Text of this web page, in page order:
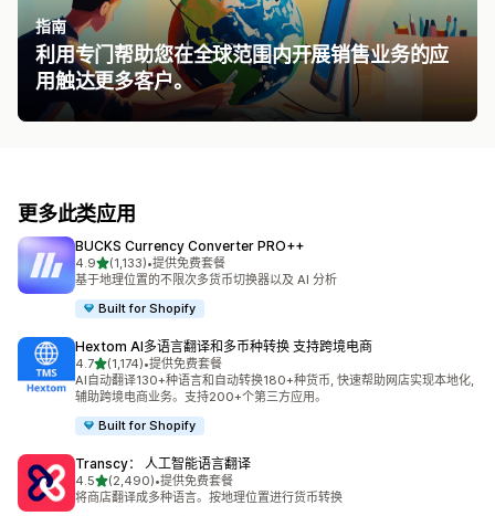
指南
利用专门帮助您在全球范围内开展销售业务的应
用触达更多客户。
更多此类应用
BUCKS Currency Converter PRO++
4.9星（满分 5 星）
(1,133)
总共 1133 条评论
•提供免费套餐
基于地理位置的不限次多货币切换器以及 AI 分析
Built for Shopify
Hextom AI多语言翻译和多币种转换 支持跨境电商
4.7星（满分 5 星）
(1,174)
总共 1174 条评论
•提供免费套餐
AI自动翻译130+种语言和自动转换180+种货币, 快速帮助网店实现本地化,
辅助跨境电商业务。支持200+个第三方应用。
Built for Shopify
Transcy： 人工智能语言翻译
4.5星（满分 5 星）
(2,490)
总共 2490 条评论
•提供免费套餐
将商店翻译成多种语言。按地理位置进行货币转换